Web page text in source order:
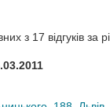
з 17 відгуків за